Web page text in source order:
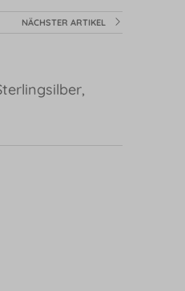
NÄCHSTER ARTIKEL